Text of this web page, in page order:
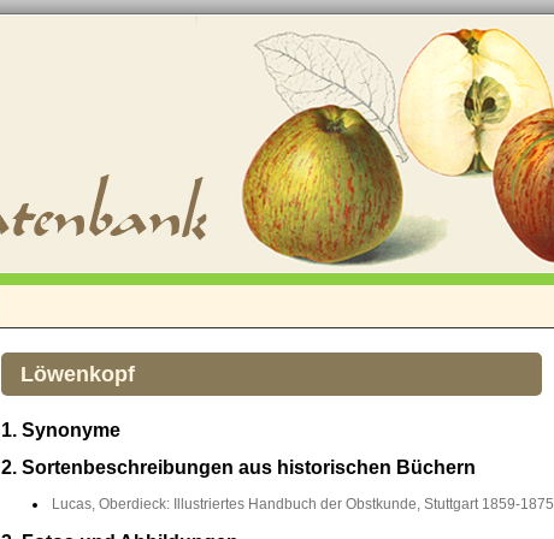
Löwenkopf
1. Synonyme
2. Sortenbeschreibungen aus historischen Büchern
Lucas, Oberdieck: Illustriertes Handbuch der Obstkunde, Stuttgart 1859-1875